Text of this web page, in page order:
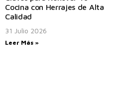
Cocina con Herrajes de Alta
Calidad
31 Julio 2026
Leer Más »